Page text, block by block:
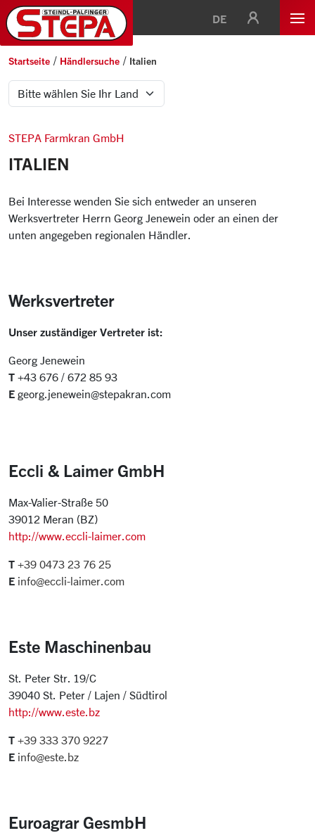
DE
Startseite Händlersuche Italien
STEPA Farmkran GmbH
ITALIEN
Bei Interesse wenden Sie sich entweder an unseren
Werksvertreter Herrn Georg Jenewein oder an einen der
unten angegeben regionalen Händler.
Werksvertreter
Unser zuständiger Vertreter ist:
Georg Jenewein
T +43 676 / 672 85 93
E georg.jenewein@stepakran.com
Eccli & Laimer GmbH
Max-Valier-Straße 50
39012 Meran (BZ)
http://www.eccli-laimer.com
T +39 0473 23 76 25
E info@eccli-laimer.com
Este Maschinenbau
St. Peter Str. 19/C
39040 St. Peter / Lajen / Südtirol
http://www.este.bz
T +39 333 370 9227
E info@este.bz
Euroagrar GesmbH